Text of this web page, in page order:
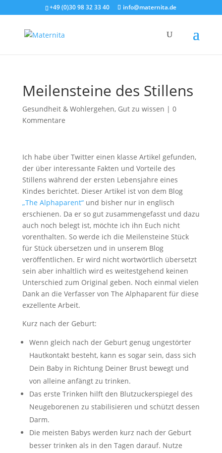
+49 (0)30 98 32 33 40 info@maternita.de
Meilensteine des Stillens
Gesundheit & Wohlergehen, Gut zu wissen | 0
Kommentare
Ich habe über Twitter einen klasse Artikel gefunden,
der über interessante Fakten und Vorteile des
Stillens während der ersten Lebensjahre eines
Kindes berichtet. Dieser Artikel ist von dem Blog
„The Alphaparent“und bisher nur in englisch
erschienen. Da er so gut zusammengefasst und dazu
auch noch belegt ist, möchte ich ihn Euch nicht
vorenthalten. So werde ich die Meilensteine Stück
für Stück übersetzen und in unserem Blog
veröffentlichen. Er wird nicht wortwörtlich übersetzt
sein aber inhaltlich wird es weitestgehend keinen
Unterschied zum Original geben. Noch einmal vielen
Dank an die Verfasser von The Alphaparent für diese
exzellente Arbeit.
Kurz nach der Geburt:
Wenn gleich nach der Geburt genug ungestörter
Hautkontakt besteht, kann es sogar sein, dass sich
Dein Baby in Richtung Deiner Brust bewegt und
von alleine anfängt zu trinken.
Das erste Trinken hilft den Blutzuckerspiegel des
Neugeborenen zu stabilisieren und schützt dessen
Darm.
Die meisten Babys werden kurz nach der Geburt
besser trinken als in den Tagen darauf. Nutze